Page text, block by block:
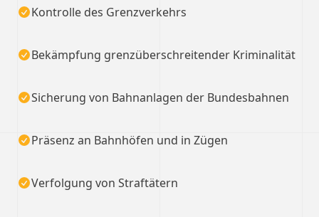
Kontrolle des Grenzverkehrs
Bekämpfung grenzüberschreitender Kriminalität
Sicherung von Bahnanlagen der Bundesbahnen
Präsenz an Bahnhöfen und in Zügen
Verfolgung von Straftätern